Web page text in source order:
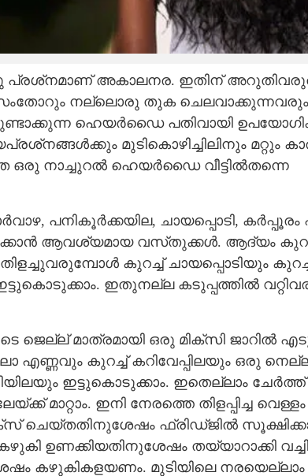
പ്രശ്‌നമാണ് അകാലനര. ഇതിന്
നല്ലൊരു തുക
ഹെയർഡൈ പതിവായി
മുടികൊഴിച്ചിലിനും മറ്റും
ഒരു നാച്ചുറൽ ഹെയർഡൈ വീട്ടിൽതന്നെ
പനികൂർക്കയില, ചായപ്പൊടി,
ആവശ്യമായ വസ്‌തുക്കൾ. ആദ്യം
കുറച്ച് ചായപ്പൊടിയും
ഇതുനല്ല കടുപ്പത്തിൽ
ജെല്ല് മാത്രമായി ഒരു മിക്‌സി ജാറിൽ
എണ്ണവും കുറച്ച് കറിവേപ്പിലയും ഒരു
ഇട്ടുകൊടുക്കാം. ഇതെല്ലാം ചേർത്ത്
മാറ്റാം. ഇനി നേരത്തെ തിളപ്പിച്ച
ചെയ്തതിനുശേഷം ഫ്രിഡ്‌ജിൽ
ഉണക്കിയതിനുശേഷം തയ്യാറാക്കി
കഴുകികളയണം. മുടിയിലെ